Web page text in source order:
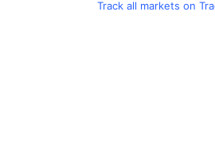
Track all markets on